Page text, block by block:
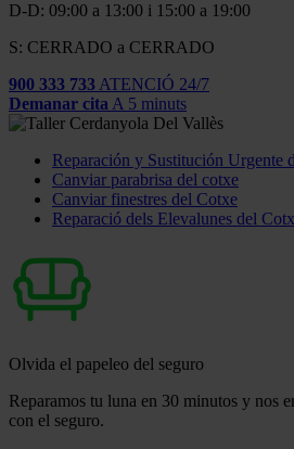
D-D: 09:00 a 13:00 i 15:00 a 19:00
S: CERRADO a CERRADO
900 333 733 ATENCIÓ 24/7
Demanar cita A 5 minuts
Reparación y Sustitución Urgente
Canviar parabrisa del cotxe
Canviar finestres del Cotxe
Reparació dels Elevalunes del
Olvida el papeleo del seguro
Reparamos tu luna en 30 minutos y nos
con el seguro.